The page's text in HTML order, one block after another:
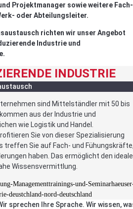
Projektmanager sowie weitere Fach-
oder Abteilungsleiter.
richten wir unser Angebot
Industrie und
INDUSTRIE
sind Mittelständler mit 50 bis
aus der Industrie und
wie Logistik und Handel.
Sie von dieser Spezialisierung
treffen Sie auf Fach- und
haben. Das ermöglicht den
Wissensvermittlung.
sprechen Ihre Sprache. Wir wissen,